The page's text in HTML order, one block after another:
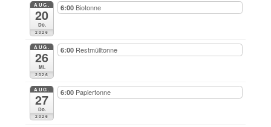
AUG.
20
Do.
2026
6:00 Biotonne
AUG.
26
Mi.
2026
6:00 Restmülltonne
AUG.
27
Do.
2026
6:00 Papiertonne